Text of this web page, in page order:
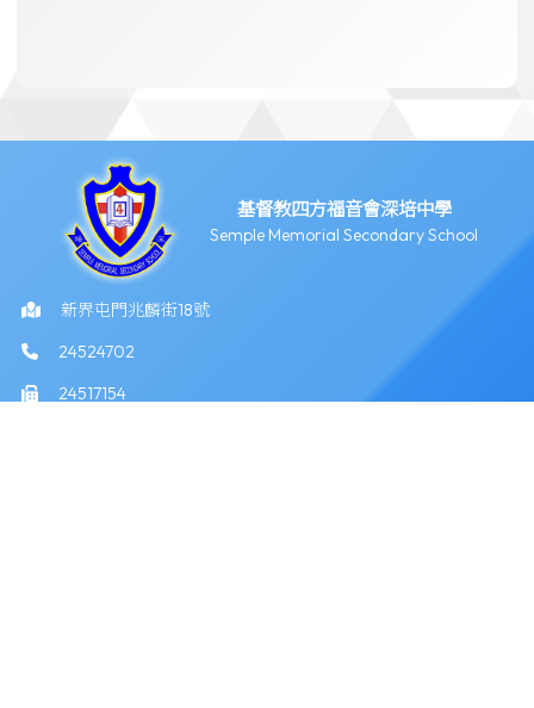
基督教四方福音會深培中學
Semple Memorial Secondary School
新界屯門兆麟街18號
24524702
24517154